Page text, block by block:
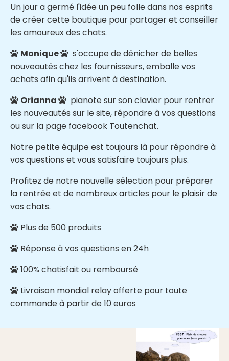
Un jour a germé l'idée un peu folle dans nos esprits
de créer cette boutique pour partager et conseiller
les amoureux des chats.
 Monique s'occupe de dénicher de belles
nouveautés chez les fournisseurs, emballe vos
achats afin qu'ils arrivent à destination.
 Orianna  pianote sur son clavier pour rentrer
les nouveautés sur le site, répondre à vos questions
ou sur la page facebook Toutenchat.
Notre petite équipe est toujours là pour répondre à
vos questions et vous satisfaire toujours plus.
Profitez de notre nouvelle sélection pour préparer
la rentrée et de nombreux articles pour le plaisir de
vos chats.
 Plus de 500 produits
 Réponse à vos questions en 24h
 100% chatisfait ou remboursé
 Livraison mondial relay offerte pour toute
commande à partir de 10 euros